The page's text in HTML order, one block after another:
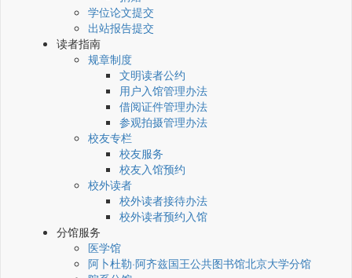
学位论文提交
出站报告提交
读者指南
规章制度
文明读者公约
用户入馆管理办法
借阅证件管理办法
参观拍摄管理办法
校友专栏
校友服务
校友入馆预约
校外读者
校外读者接待办法
校外读者预约入馆
分馆服务
医学馆
阿卜杜勒·阿齐兹国王公共图书馆北京大学分馆